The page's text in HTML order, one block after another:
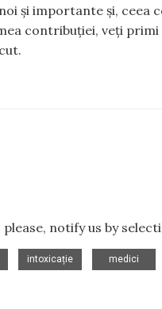
și importante și, ceea
contribuției, veți
notify us by
intoxicație
medici